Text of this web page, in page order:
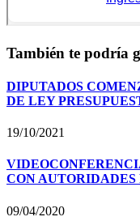
También te podría
DIPUTADOS
DE LEY
19/10/2021
CON
09/04/2020